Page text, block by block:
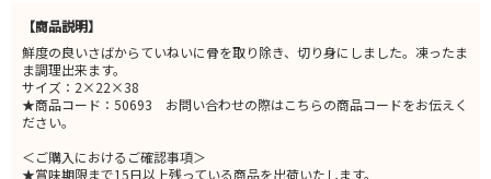
【商品説明】
鮮度の良いさばからていねいに骨を取り除き、切り身にしました。凍ったま
ま調理出来ます。
サイズ：2×22×38
★商品コード：50693 お問い合わせの際はこちらの商品コードをお伝えく
ださい。
＜ご購入におけるご確認事項＞
★賞味期限まで15日以上残っている商品を出荷いたします。